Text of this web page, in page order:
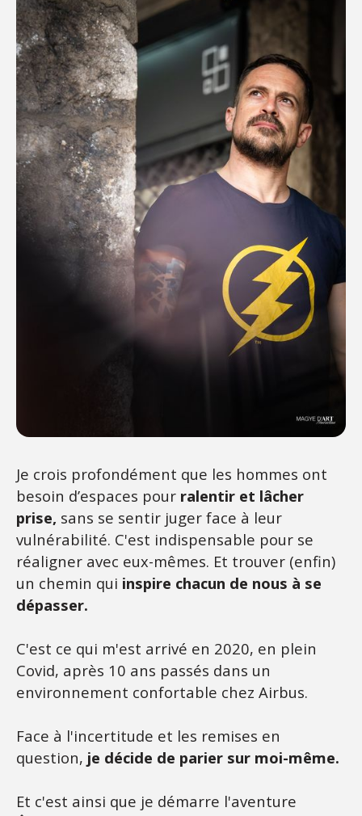
Je crois profondément que les hommes ont
besoin d’espaces pour ralentir et lâcher
prise, sans se sentir juger face à leur
vulnérabilité. C'est indispensable pour se
réaligner avec eux-mêmes. Et trouver (enfin)
un chemin qui inspire chacun de nous à se
dépasser.
C'est ce qui m'est arrivé en 2020, en plein
Covid, après 10 ans passés dans un
environnement confortable chez Airbus.
Face à l'incertitude et les remises en
question, je décide de parier sur moi-même.
Et c'est ainsi que je démarre l'aventure